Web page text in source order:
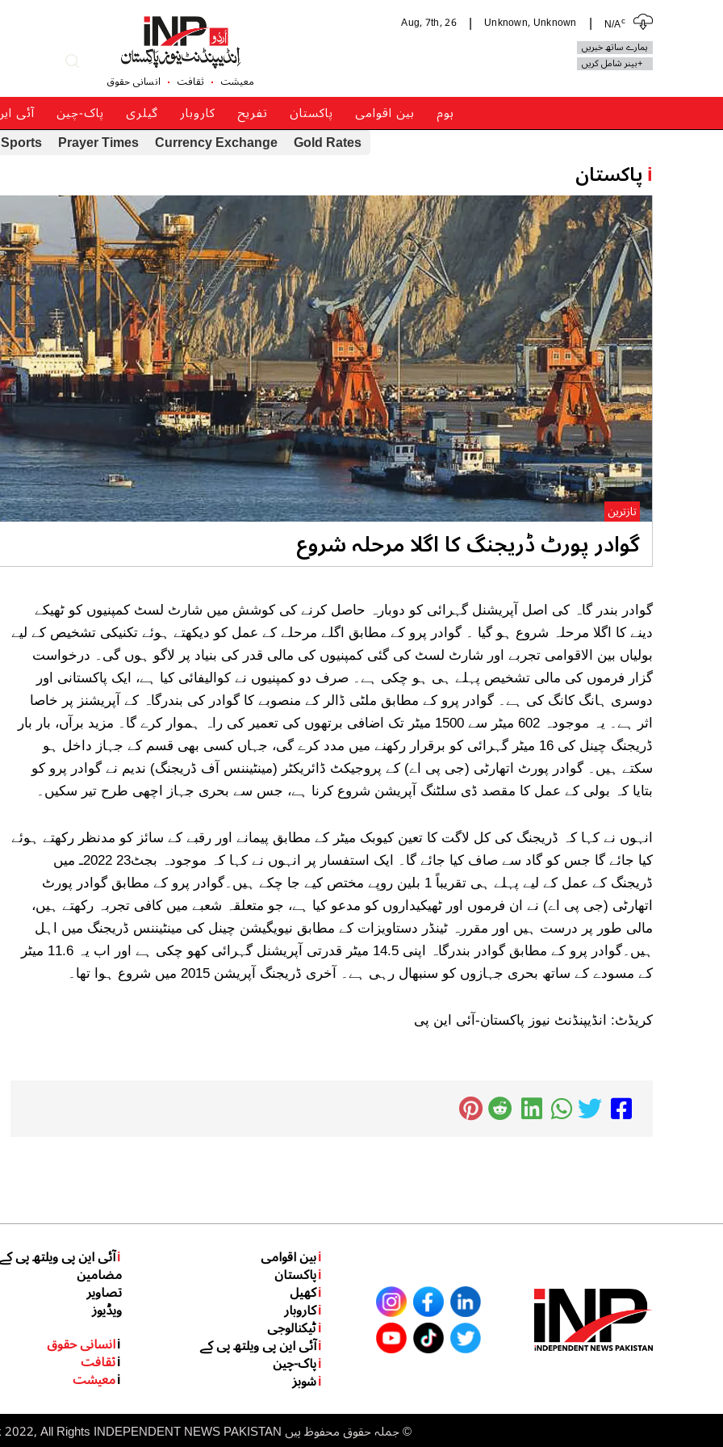
N/Ac
Unknown, Unknown
Aug, 7th, 26
ہمارے ساتھ خبریں
+بینر شامل کریں
معیشت ثقافت انسانی حقوق
ہوم بین اقوامی پاکستان تفریح کاروبار گیلری پاک-چین آئی
Gold Rates
Currency Exchange
Prayer Times
Sports
iپاکستان
گوادر پورٹ ڈریجنگ کا اگلا مرحلہ شروع
تازترین
گوادر بندر گاہ کی اصل آپریشنل گہرائی کو دوبارہ حاصل کرنے کی کوشش میں شارٹ لسٹ کمپنیوں کو ٹھیکے
دینے کا اگلا مرحلہ شروع ہو گیا ۔ گوادر پرو کے مطابق اگلے مرحلے کے عمل کو دیکھتے ہوئے تکنیکی تشخیص کے لیے
بولیاں بین الاقوامی تجربے اور شارٹ لسٹ کی گئی کمپنیوں کی مالی قدر کی بنیاد پر لاگو ہوں گی۔ درخواست
گزار فرموں کی مالی تشخیص پہلے ہی ہو چکی ہے۔ صرف دو کمپنیوں نے کوالیفائی کیا ہے، ایک پاکستانی اور
دوسری ہانگ کانگ کی ہے۔ گوادر پرو کے مطابق ملٹی ڈالر کے منصوبے کا گوادر کی بندرگاہ کے آپریشنز پر خاصا
اثر ہے۔ یہ موجودہ 602 میٹر سے 1500 میٹر تک اضافی برتھوں کی تعمیر کی راہ ہموار کرے گا۔ مزید برآں، بار بار
ڈریجنگ چینل کی 16 میٹر گہرائی کو برقرار رکھنے میں مدد کرے گی، جہاں کسی بھی قسم کے جہاز داخل ہو
سکتے ہیں۔ گوادر پورٹ اتھارٹی (جی پی اے) کے پروجیکٹ ڈائریکٹر (مینٹیننس آف ڈریجنگ) ندیم نے گوادر پرو کو
بتایا کہ بولی کے عمل کا مقصد ڈی سلٹنگ آپریشن شروع کرنا ہے، جس سے بحری جہاز اچھی طرح تیر سکیں۔
انہوں نے کہا کہ ڈریجنگ کی کل لاگت کا تعین کیوبک میٹر کے مطابق پیمانے اور رقبے کے سائز کو مدنظر رکھتے ہوئے
کیا جائے گا جس کو گاد سے صاف کیا جائے گا۔ ایک استفسار پر انہوں نے کہا کہ موجودہ بجٹ23 2022ـ میں
ڈریجنگ کے عمل کے لیے پہلے ہی تقریباً 1 بلین روپے مختص کیے جا چکے ہیں۔گوادر پرو کے مطابق گوادر پورٹ
اتھارٹی (جی پی اے) نے ان فرموں اور ٹھیکیداروں کو مدعو کیا ہے، جو متعلقہ شعبے میں کافی تجربہ رکھتے ہیں،
مالی طور پر درست ہیں اور مقررہ ٹینڈر دستاویزات کے مطابق نیویگیشن چینل کی مینٹیننس ڈریجنگ میں اہل
ہیں۔گوادر پرو کے مطابق گوادر بندرگاہ اپنی 14.5 میٹر قدرتی آپریشنل گہرائی کھو چکی ہے اور اب یہ 11.6 میٹر
کے مسودے کے ساتھ بحری جہازوں کو سنبھال رہی ہے۔ آخری ڈریجنگ آپریشن 2015 میں شروع ہوا تھا۔
کریڈٹ: انڈیپنڈنٹ نیوز پاکستان-آئی این پی
iبین اقوامی
iپاکستان
iکھیل
iکاروبار
iٹیکنالوجی
iآئی این پی ویلتھ پی کے
iپاک-چین
iشوبز
iآئی این پی ویلتھ پی کے
مضامین
تصاویر
ویڈیوز
iانسانی حقوق
iثقافت
iمعیشت
©جملہ حقوق محفوظ ہیں inp.net.pk 2022, All Rights INDEPENDENT NEWS PAKISTAN